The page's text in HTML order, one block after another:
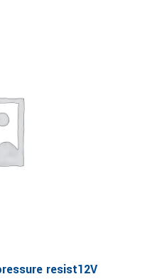
resist12V